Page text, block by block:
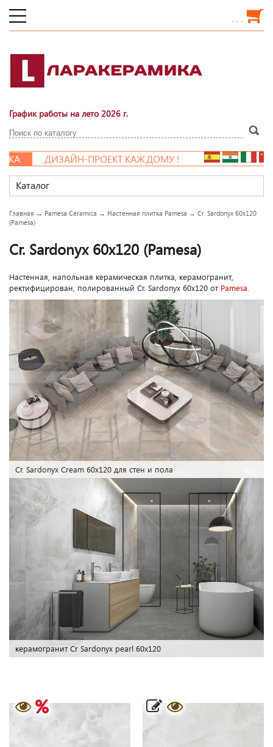
. . .
График работы на лето 2026 г.
ДИЗАЙН-ПРОЕКТ КАЖДОМУ !
Каталог
Главная → Pamesa Ceramica → Настенная плитка Pamesa → Cr. Sardonyx 60x120
(Pamesa)
Cr. Sardonyx 60x120 (Pamesa)
Настенная, напольная керамическая плитка, керамогранит,
ректифицирован, полированный Cr. Sardonyx 60x120 от Pamesa.
Cr. Sardonyx pearl 60x120 под оникс
плитка Cr. Sardonyx cream